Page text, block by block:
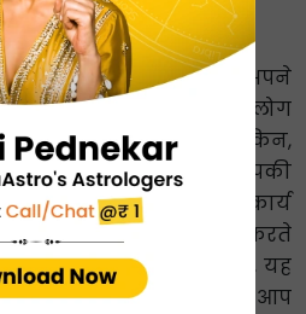
संख्या 3 है, तो आप अपने
से संसाधित करते हैं ताकि लोग
द्वारा समर्थित न हों। लेकिन,
विचार काम करते हैं। आपकी
चौंक जाते हैं। वे किसी कार्य
और निष्कर्ष पर संदेह करते
नहीं है। हालांकि, यह
रोकता है क्योंकि यदि आप